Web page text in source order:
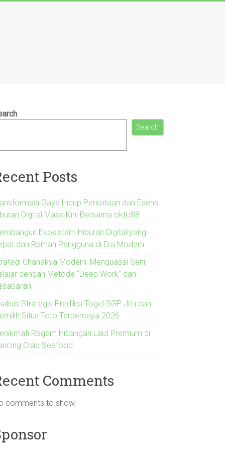
Search
Posts
Gaya Hidup Perkotaan dan Esensi
Digital Masa Kini Bersama okto88
Ekosistem Hiburan Digital yang
dan Ramah Pengguna di Era Modern
Chanakya Modern: Menguasai Seni
dengan Metode “Deep Work” dan
Strategis Prediksi Togel SGP Jitu dan
Situs Toto Terpercaya 2026
Ragam Hidangan Laut Premium di
Crab Seafood
Comments
comments to show.